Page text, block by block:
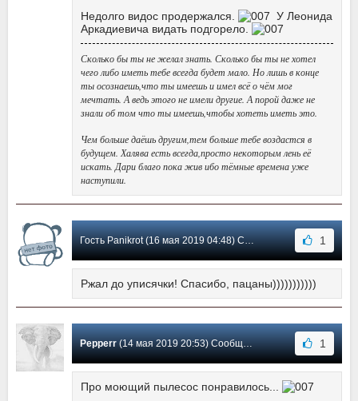
Недолго видос продержался.
У Леонида
Аркадиевича видать подгорело.
Сколько бы ты не желал знать. Сколько бы ты не хотел
чего либо иметь тебе всегда будет мало. Но лишь в конце
ты осознаешь,что ты имеешь и имел всё о чём мог
мечтать. А ведь этого не имели другие. А порой даже не
знали об том что ты имеешь,чтобы хотеть иметь это.
Чем больше даёшь другим,тем больше тебе воздастся в
будущем. Халява есть всегда,просто некоторым лень её
искать. Дари благо пока жив ибо тёмные времена уже
наступили.
Гость Panikrot (16 мая 2019 04:48) Сообщение #3 1
Ржал до уписячки! Спасибо, пацаны)))))))))))
Pepperr(14 мая 2019 20:53) Сообщение #2 1
Про моющий пылесос понравилось...